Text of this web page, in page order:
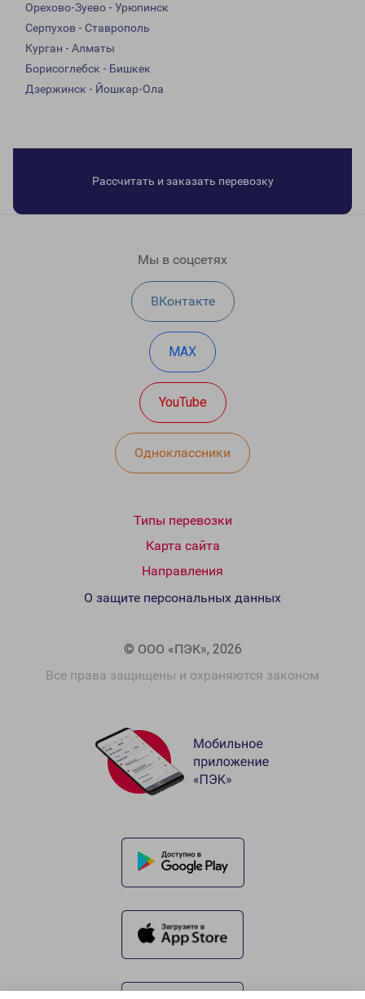
Орехово-Зуево - Урюпинск
Серпухов - Ставрополь
Курган - Алматы
Борисоглебск - Бишкек
Дзержинск - Йошкар-Ола
Рассчитать и заказать перевозку
Мы в соцсетях
ВКонтакте
MAX
YouTube
Одноклассники
Типы перевозки
Карта сайта
Направления
© ООО «ПЭК», 2026
Все права защищены и охраняются законом
О защите персональных данных